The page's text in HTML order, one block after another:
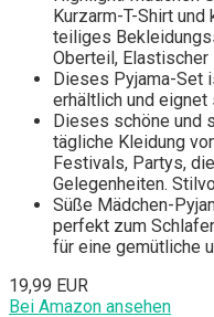
Kurzarm-T-Shirt
teiliges
Oberteil, Elastischer
Dieses Pyjama-Set
erhältlich und eignet
Dieses schöne und
tägliche Kleidung
Festivals, Partys,
Gelegenheiten.
Süße Mädchen-
perfekt zum
für eine gemütliche
19,99 EUR
Bei Amazon ansehen